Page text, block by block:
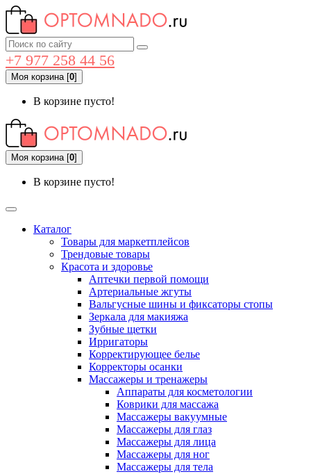
+7 977 258 44 56
Моя корзина[0]
В корзине пусто!
Моя корзина[0]
В корзине пусто!
Каталог
Товары для маркетплейсов
Трендовые товары
Красота и здоровье
Аптечки первой помощи
Артериальные жгуты
Вальгусные шины и фиксаторы стопы
Зеркала для макияжа
Зубные щетки
Ирригаторы
Корректирующее белье
Корректоры осанки
Массажеры и тренажеры
Аппараты для косметологии
Коврики для массажа
Массажеры вакуумные
Массажеры для глаз
Массажеры для лица
Массажеры для ног
Массажеры для тела